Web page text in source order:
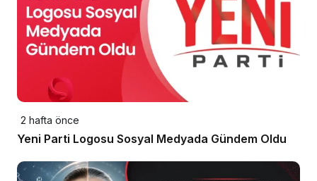
2 hafta önce
Yeni Parti Logosu Sosyal Medyada Gündem Oldu